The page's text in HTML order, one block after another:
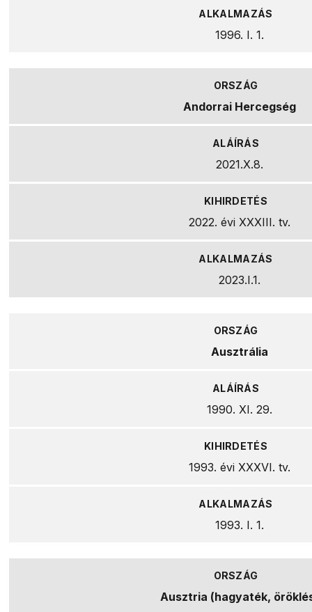
1996. I. 1.
Andorrai Hercegség
2021.X.8.
2022. évi XXXIII. tv.
2023.I.1.
Ausztrália
1990. XI. 29.
1993. évi XXXVI. tv.
1993. I. 1.
Ausztria (hagyaték,